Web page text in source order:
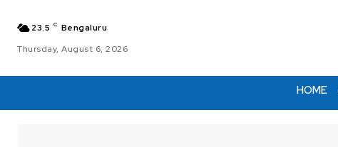
23.5 C Bengaluru
Thursday, August 6, 2026
HOME